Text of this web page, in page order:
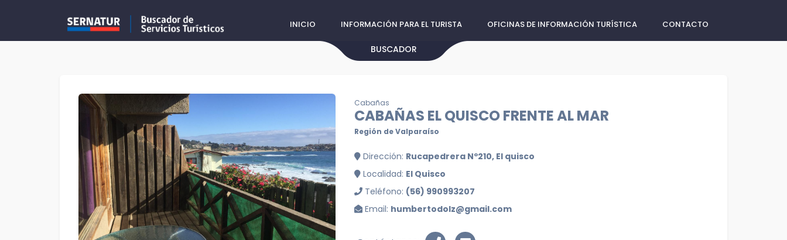
INICIO INFORMACIÓN PARA EL TURISTA OFICINAS DE INFORMACIÓN TURÍSTICA CONTACTO
BUSCADOR
Cabañas
CABAÑAS EL QUISCO FRENTE AL MAR
Región de Valparaíso
Dirección: Rucapedrera Nº210, El quisco
Localidad: El Quisco
Teléfono: (56) 990993207
Email: humbertodolz@gmail.com